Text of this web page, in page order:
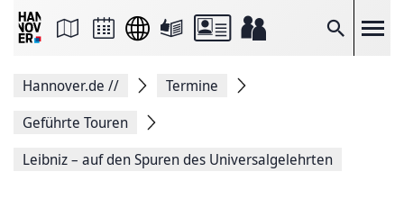
Suche
Seite
Facebook
teilen
Seitenlink
Hannover.de //
Termine
Geführte Touren
Leibniz – auf den Spuren des Universalgelehrten